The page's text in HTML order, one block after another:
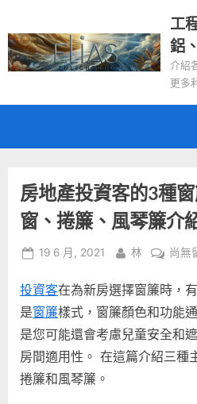
to
content
工
鋁
介紹
更多
房地產投資客的3種
窗、捲簾、風琴簾介
Posted
19 6 月, 2021 By
林
在
地
產
投
資
客
尚無
投資客在為新房選擇窗簾時，
是窗簾樣式，窗簾顏色和功能
是您可能還會考慮兒童安全和
房間適用性。 在這篇介紹三種
捲簾和風琴簾。